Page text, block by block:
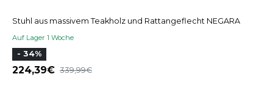
Stuhl aus massivem Teakholz und Rattangeflecht NEGARA
Auf Lager 1 Woche
- 34%
224,39 339,99